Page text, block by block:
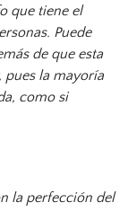
que tiene el
Puede
de que esta
pues la mayoría
como si
la perfección del